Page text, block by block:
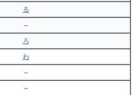
る
–
ろ
わ
–
–